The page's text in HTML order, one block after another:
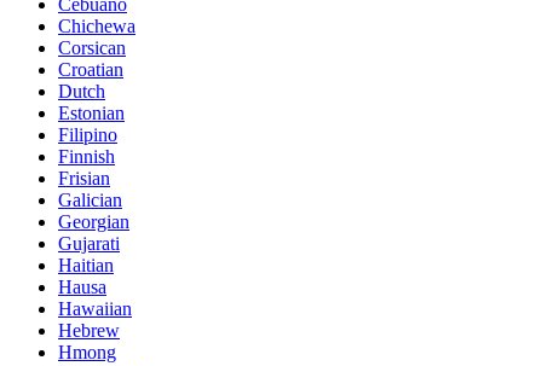
Cebuano
Chichewa
Corsican
Croatian
Dutch
Estonian
Filipino
Finnish
Frisian
Galician
Georgian
Gujarati
Haitian
Hausa
Hawaiian
Hebrew
Hmong